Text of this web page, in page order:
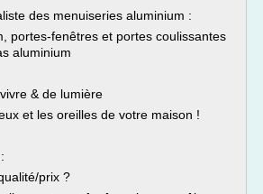
des menuiseries aluminium :
portes-fenêtres et portes coulissantes
aluminium
& de lumière
et les oreilles de votre maison !
prix ?